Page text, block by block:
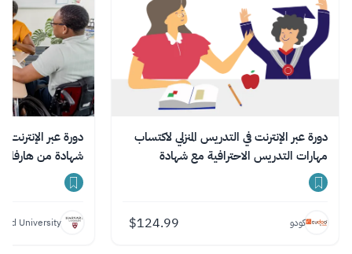
دورة عبر الإنترنت في التدريس المنزلي لاكتساب
مهارات التدريس الاحترافية مع شهادة
كودو $124.99
دورة عبر الإنترنت
شهادة من هارفارد
University